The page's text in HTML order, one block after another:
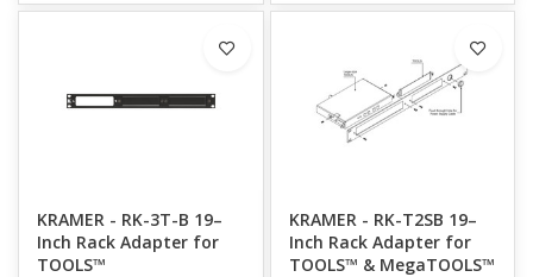
KRAMER - RK-3T-B 19–
Inch Rack Adapter for
TOOLS™
KRAMER - RK-T2SB 19–
Inch Rack Adapter for
TOOLS™ & MegaTOOLS™